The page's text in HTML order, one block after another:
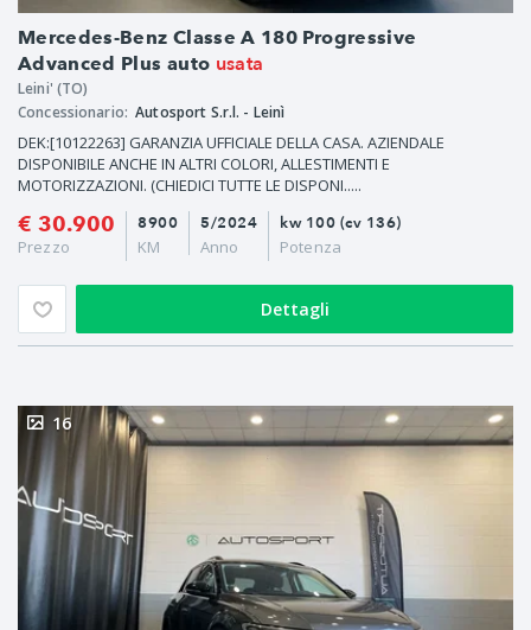
Mercedes-Benz Classe A 180 Progressive
Advanced Plus auto usata
Leini' (TO)
Concessionario: Autosport S.r.l. - Leinì
DEK:[10122263] GARANZIA UFFICIALE DELLA CASA. AZIENDALE
DISPONIBILE ANCHE IN ALTRI COLORI, ALLESTIMENTI E
MOTORIZZAZIONI. (CHIEDICI TUTTE LE DISPONI.....
€ 30.900
Prezzo
5/2024
Anno
8900
KM
kw 100 (cv 136)
Potenza
Dettagli
16